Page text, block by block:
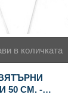
в количката
ВЯТЪРНИ
50 СМ. -